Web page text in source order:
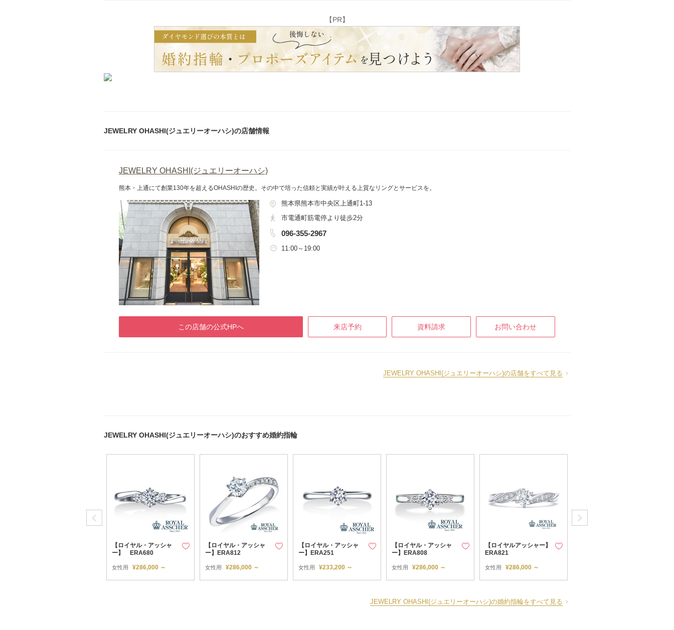
【PR】
JEWELRY OHASHI(ジュエリーオーハシ)の店舗情報
JEWELRY OHASHI(ジュエリーオーハシ)
熊本・上通にて創業130年を超えるOHASHIの歴史。その中で培った信頼と実績が叶える上質なリングとサービスを。
熊本県熊本市中央区上通町1-13
市電通町筋電停より徒歩2分
096-355-2967
11:00～19:00
この店舗の公式HPへ 来店予約 資料請求 お問い合わせ
JEWELRY OHASHI(ジュエリーオーハシ)の店舗をすべて見る
JEWELRY OHASHI(ジュエリーオーハシ)のおすすめ婚約指輪
【ロイヤル・アッシャ
ー】 ERA680
女性用 ¥286,000 ～
【ロイヤル・アッシャ
ー】ERA812
女性用 ¥286,000 ～
【ロイヤル・アッシャ
ー】ERA251
女性用 ¥233,200 ～
【ロイヤル・アッシャ
ー】ERA808
女性用 ¥286,000 ～
【ロイヤルアッシャー】
ERA821
女性用 ¥286,000 ～
JEWELRY OHASHI(ジュエリーオーハシ)の婚約指輪をすべて見る